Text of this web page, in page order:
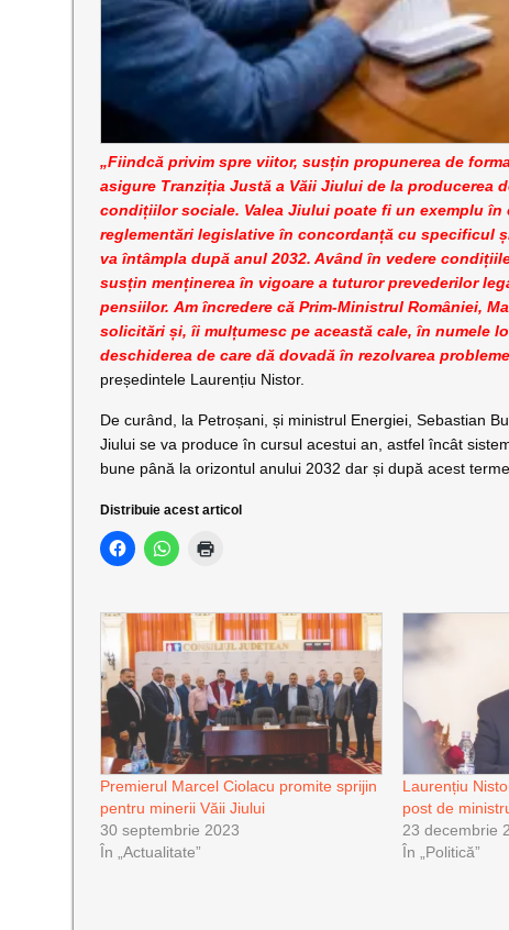
„Fiindcă privim spre viitor, susțin propunerea de
asigure Tranziția Justă a Văii Jiului de la producerea
condițiilor sociale. Valea Jiului poate fi un exemplu
reglementări legislative în concordanță cu specificul
va întâmpla după anul 2032. Având în vedere
susțin menținerea în vigoare a tuturor prevederilor
pensiilor. Am încredere că Prim-Ministrul României,
solicitări și, îi mulțumesc pe această cale, în numele
deschiderea de care dă dovadă în rezolvarea
președintele Laurențiu Nistor.
De curând, la Petroșani, și ministrul Energiei, Sebastian
Jiului se va produce în cursul acestui an, astfel încât
bune până la orizontul anului 2032 dar și după acest
Distribuie acest articol
Premierul Marcel Ciolacu promite sprijin
pentru minerii Văii Jiului
30 septembrie 2023
În „Actualitate”
Laurențiu
post de
23 decembrie
În „Politică”